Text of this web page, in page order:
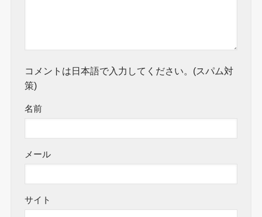
コメントは日本語で入力してください。(スパム対
策)
名前
メール
サイト